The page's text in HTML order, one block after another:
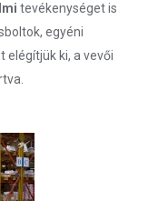
tevékenységet is
egyéni
elégítjük ki, a vevői